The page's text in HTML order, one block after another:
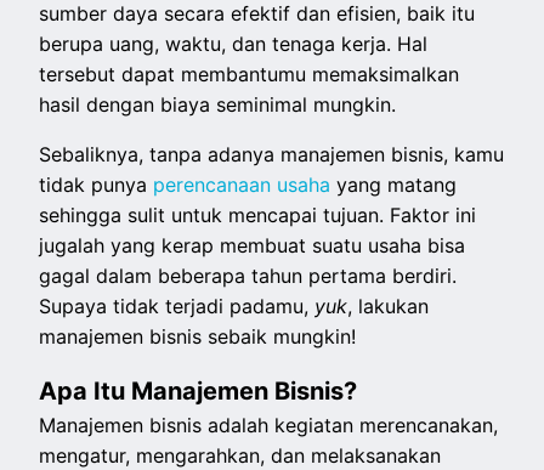
sumber daya secara efektif dan efisien, baik itu
berupa uang, waktu, dan tenaga kerja. Hal
tersebut dapat membantumu memaksimalkan
hasil dengan biaya seminimal mungkin.
Sebaliknya, tanpa adanya manajemen bisnis, kamu
tidak punya perencanaan usaha yang matang
sehingga sulit untuk mencapai tujuan. Faktor ini
jugalah yang kerap membuat suatu usaha bisa
gagal dalam beberapa tahun pertama berdiri.
Supaya tidak terjadi padamu, yuk, lakukan
manajemen bisnis sebaik mungkin!
Apa Itu Manajemen Bisnis?
Manajemen bisnis adalah kegiatan merencanakan,
mengatur, mengarahkan, dan melaksanakan